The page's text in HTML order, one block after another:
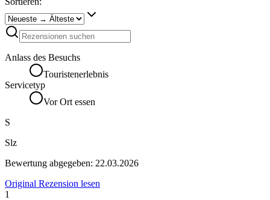
Anlass des Besuchs
Touristenerlebnis
Servicetyp
Vor Ort essen
S
Slz
Bewertung abgegeben: 22.03.2026
Original Rezension lesen
1